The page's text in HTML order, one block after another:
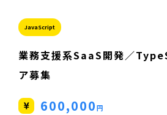
JavaScript
業務支援系SaaS開発／
ア募集
600,000円